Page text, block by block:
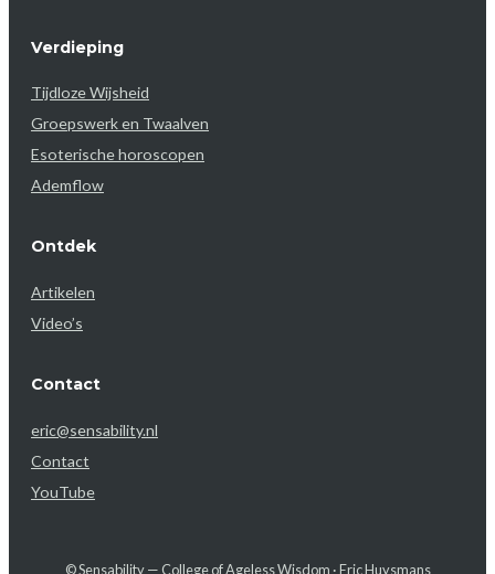
Verdieping
Tijdloze Wijsheid
Groepswerk en Twaalven
Esoterische horoscopen
Ademflow
Ontdek
Artikelen
Video’s
Contact
eric@sensability.nl
Contact
YouTube
© Sensability — College of Ageless Wisdom · Eric Huysmans